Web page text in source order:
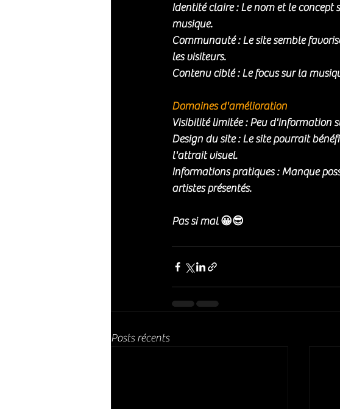
Identité claire : Le nom et le
musique.
Communauté : Le site semble
les visiteurs.
Contenu ciblé : Le focus sur la
Domaines d'amélioration
Visibilité limitée : Peu d'information
Design du site : Le site pourrait
l'attrait visuel.
Informations pratiques : Manque
artistes présentés.
Pas si mal 😀😎
Posts récents